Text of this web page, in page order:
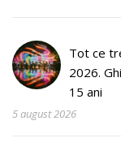
Tot ce
2026.
15 ani
5 august 2026